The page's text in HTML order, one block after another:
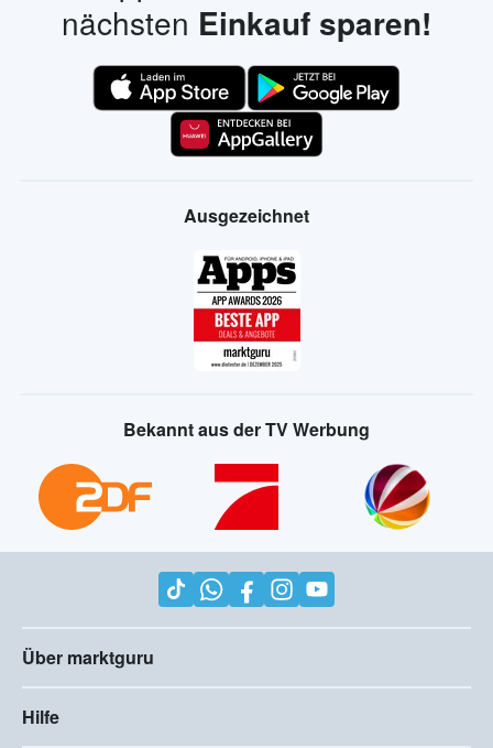
nächsten Einkauf sparen!
Ausgezeichnet
Bekannt aus der TV Werbung
Über marktguru
Hilfe